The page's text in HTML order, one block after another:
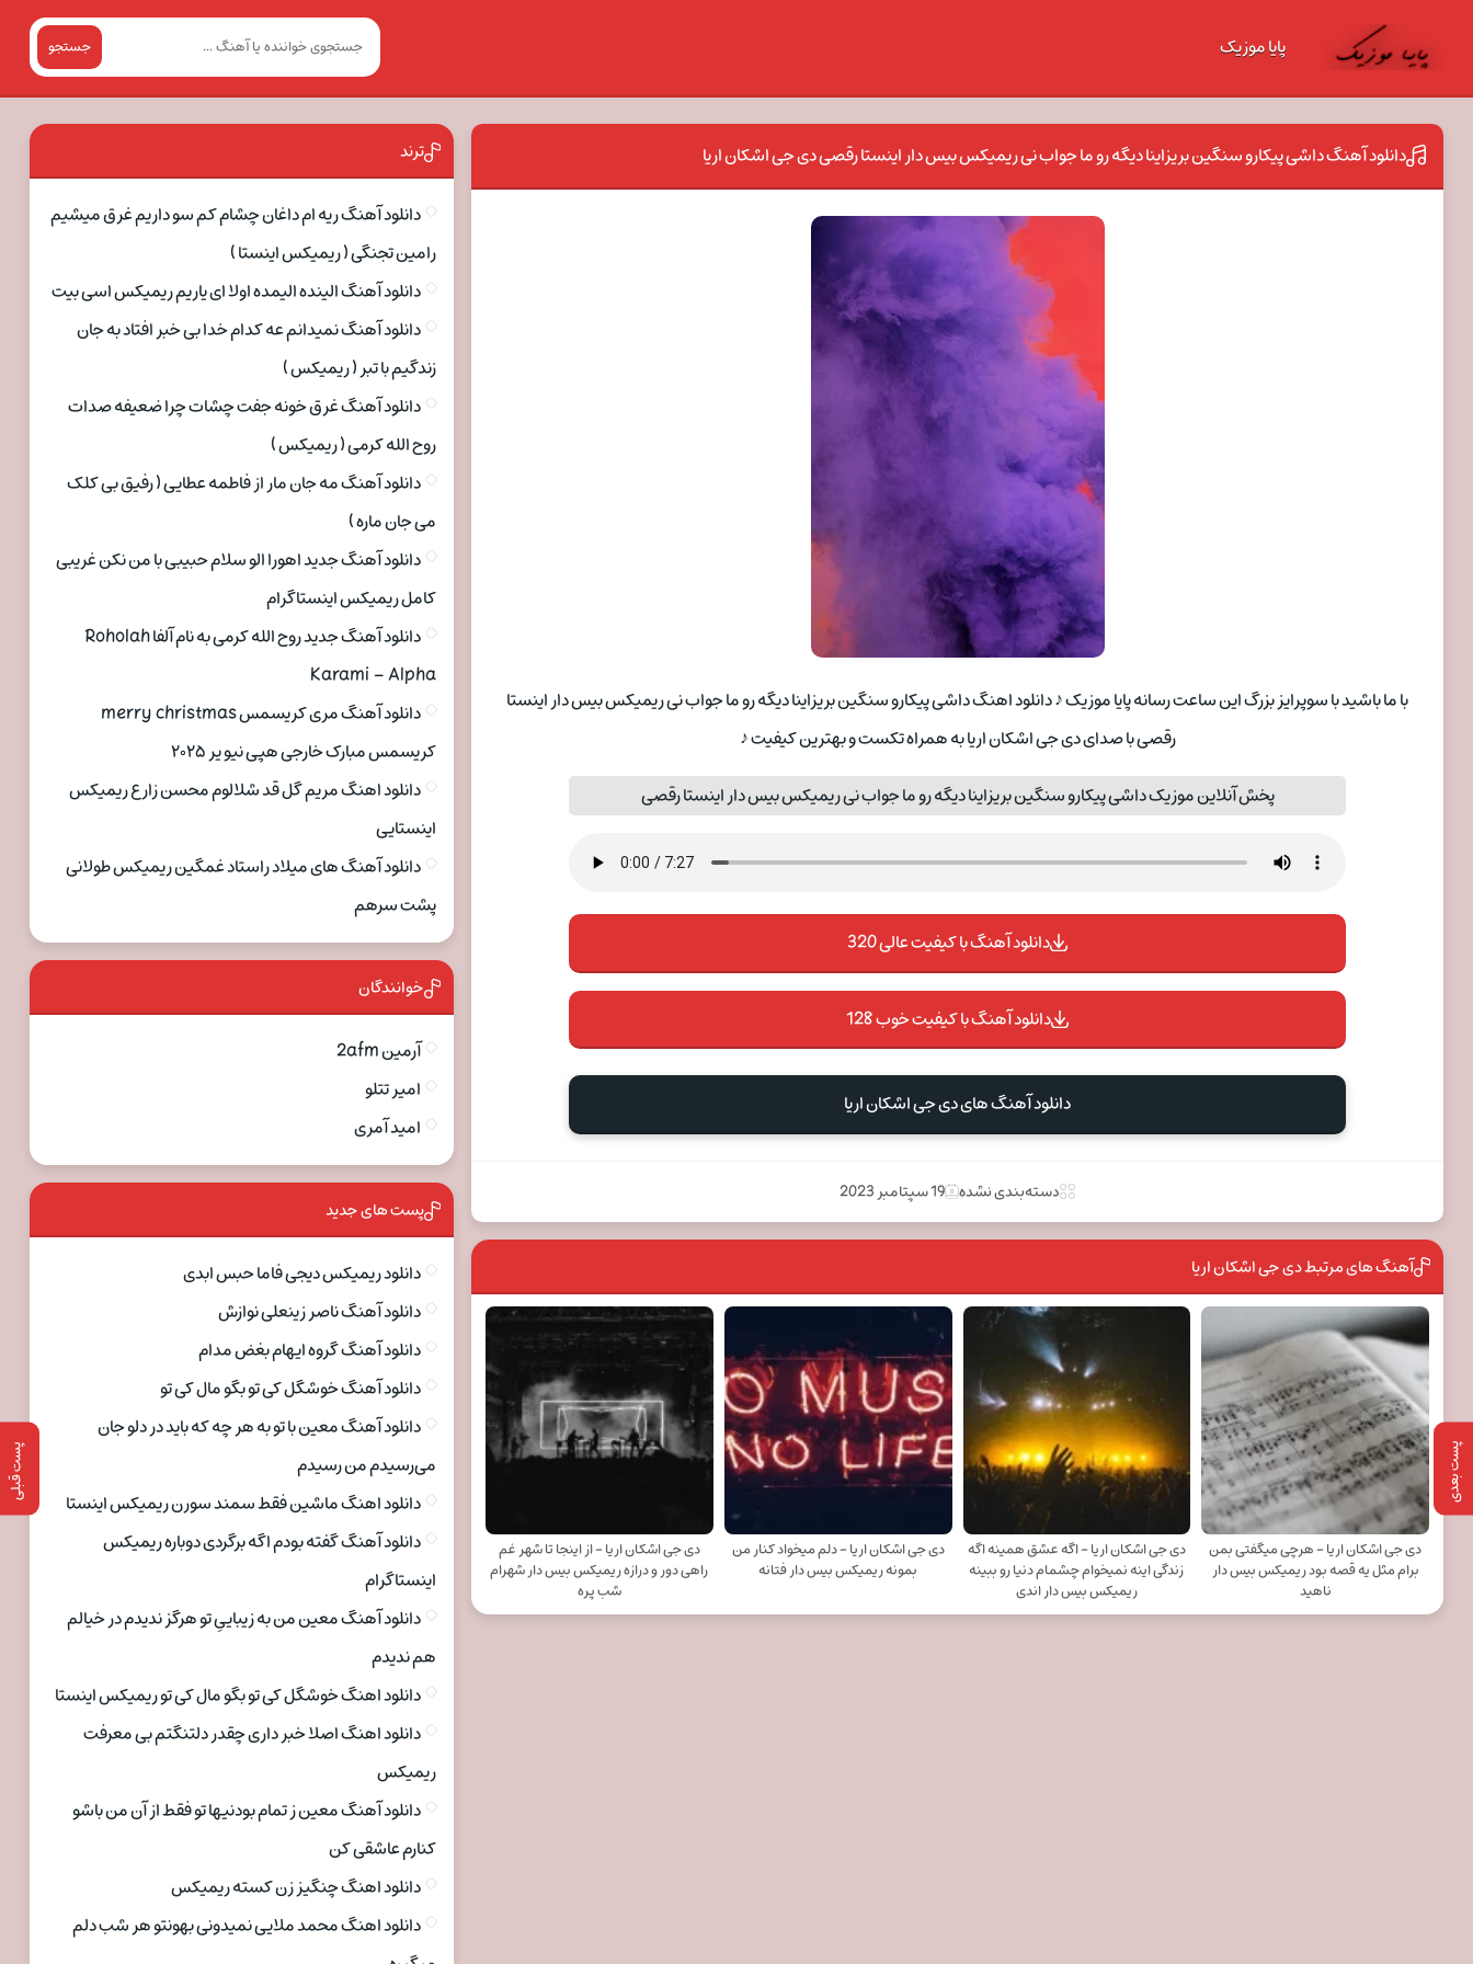
پایا موزیک جستجو
پست بعدی پست قبلی
دانلود آهنگ داشی پیکارو سنگین بریزاینا دیگه رو ما جواب نی ریمیکس بیس دار اینستا رقصی دی جی اشکان اریا
با ما باشید با سوپرایز بزرگ این ساعت رسانه پایا موزیک ♪ دانلود اهنگ داشی پیکارو سنگین بریزاینا دیگه رو ما جواب نی ریمیکس بیس دار اینستا
رقصی با صدای دی جی اشکان اریا به همراه تکست و بهترین کیفیت ♪
پخش آنلاین موزیک داشی پیکارو سنگین بریزاینا دیگه رو ما جواب نی ریمیکس بیس دار اینستا رقصی
دانلود آهنگ با کیفیت عالی 320
دانلود آهنگ با کیفیت خوب 128
دانلود آهنگ های دی جی اشکان اریا
دسته‌بندی نشده 19 سپتامبر 2023
آهنگ های مرتبط دی جی اشکان اریا
دی جی اشکان اریا - هرچی میگفتی بمن
برام مثل یه قصه بود ریمیکس بیس دار
ناهید
دی جی اشکان اریا - اگه عشق همینه اگه
زندگی اینه نمیخوام چشمام دنیا رو ببینه
ریمیکس بیس دار اندی
دی جی اشکان اریا - دلم میخواد کنار من
بمونه ریمیکس بیس دار فتانه
دی جی اشکان اریا - از اینجا تا شهر غم
راهی دور و درازه ریمیکس بیس دار شهرام
شب پره
ترند
دانلود آهنگ ریه ام داغان چشام کم سو داریم غرق میشیم
رامین تجنگی ( ریمیکس اینستا )
دانلود آهنگ الینده الیمده اولا ای یاریم ریمیکس اسی بیت
دانلود آهنگ نمیدانم عه کدام خدا بی خبر افتاد به جان
زندگیم با تبر ( ریمیکس )
دانلود آهنگ غرق خونه جفت چشات چرا ضعیفه صدات
روح الله کرمی ( ریمیکس )
دانلود آهنگ مه جان مار از فاطمه عطایی ( رفیق بی کلک
می جان ماره )
دانلود آهنگ جدید اهورا الو سلام حبیبی با من نکن غریبی
کامل ریمیکس اینستاگرام
دانلود آهنگ جدید روح الله کرمی به نام آلفا Roholah
Karami – Alpha
دانلود آهنگ مری کریسمس merry christmas
کریسمس مبارک خارجی هپی نیو یر ۲۰۲۵
دانلود اهنگ مریم گل قد شلالوم محسن زارع ریمیکس
اینستایی
دانلود آهنگ های میلاد راستاد غمگین ریمیکس طولانی
پشت سرهم
خوانندگان
آرمین 2afm
امیر تتلو
امید آمری
پست های جدید
دانلود ریمیکس دیجی فاما حبس ابدی
دانلود آهنگ ناصر زینعلی نوازش
دانلود آهنگ گروه ایهام بغض مدام
دانلود آهنگ خوشگل کی تو بگو مال کی تو
دانلود آهنگ معین با تو به هر چه که باید در دلو جان
می‌رسیدم من رسیدم
دانلود اهنگ ماشین فقط سمند سورن ریمیکس اینستا
دانلود آهنگ گفته بودم اگه برگردی دوباره ریمیکس
اینستاگرام
دانلود آهنگ معین من به زیباییِ تو هرگز ندیدم در خیالم
هم ندیدم
دانلود اهنگ خوشگل کی تو بگو مال کی تو ریمیکس اینستا
دانلود اهنگ اصلا خبر داری چقدر دلتنگتم بی معرفت
ریمیکس
دانلود آهنگ معین ز تمام بودنیها تو فقط از آن من باشو
کنارم عاشقی کن
دانلود اهنگ چنگیز زن کسته ریمیکس
دانلود اهنگ محمد ملایی نمیدونی بهونتو هر شب دلم